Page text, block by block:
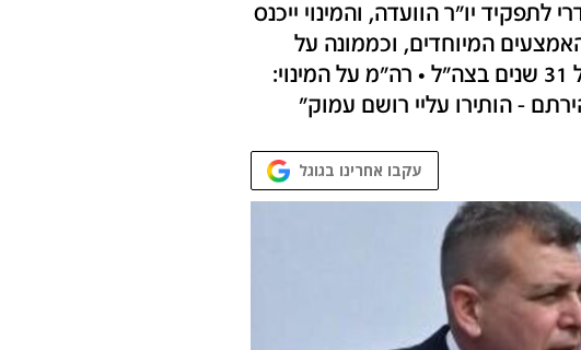
יו"ר הוועדה, והמינוי ייכנס
על האמצעים המיוחדים, וכממונה על
ההתגוננות במשרד הביטחון, זאת לאחר שירות של 31 שנים בצה"ל • רה"מ על המינוי:
- הותירו עליי רושם עמוק"
עקבו אחרינו בגוגל